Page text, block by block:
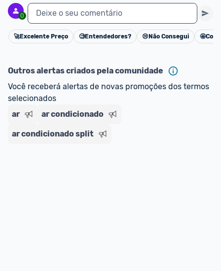
0 Deixe o seu comentário
Cancelar
🚀Excelente Preço 🧐Entendedores? 😢 Não Consegui 🤩
Outros alertas criados pela comunidade
Você receberá alertas de novas promoções dos termos
selecionados
ar
ar condicionado
ar condicionado split